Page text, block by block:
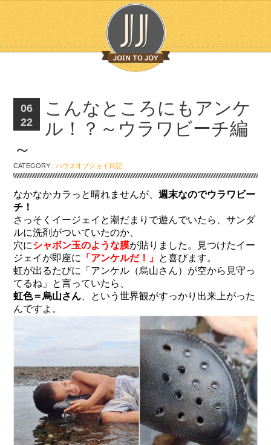
06
22
こんなところにもアンケ
ル！？～ウラワビーチ編
～
CATEGORY :ハウスオブジョイ日記
なかなかカラっと晴れませんが、週末なのでウラワビー
チ！
さっそくイージェイと潮だまりで遊んでいたら、サンダ
ルに洗剤がついていたのか、
穴にシャボン玉のような膜が貼りました。見つけたイー
ジェイが即座に
「アンケルだ！」 と喜びます。
虹が出るたびに「アンケル（烏山さん）が空から見守っ
てるね」と言っていたら、
虹色＝烏山さん 、という世界観がすっかり出来上がった
んですよ。